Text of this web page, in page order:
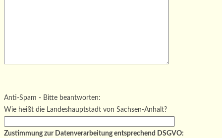
Bitte lasse dieses Feld leer.
Anti-Spam - Bitte beantworten:
Wie heißt die Landeshauptstadt von Sachsen-Anhalt?
Zustimmung zur Datenverarbeitung entsprechend DSGVO: